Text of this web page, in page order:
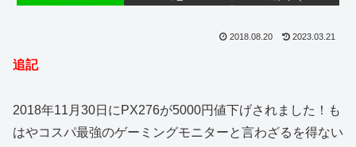
2018.08.20 2023.03.21
追記
2018年11月30日にPX276が5000円値下げされました！も
はやコスパ最強のゲーミングモニターと言わざるを得ない